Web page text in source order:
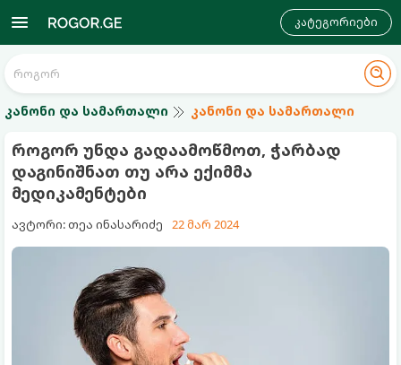
კატეგორიები
კანონი და სამართალი კანონი და სამართალი
როგორ უნდა გადაამოწმოთ, ჭარბად
დაგინიშნათ თუ არა ექიმმა
მედიკამენტები
ავტორი: თეა ინასარიძე 22 მარ 2024